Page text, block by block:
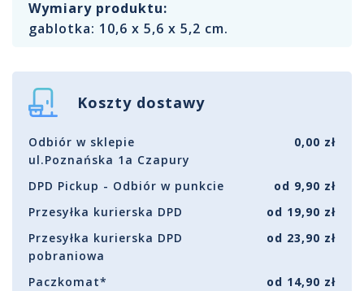
Wymiary produktu:
gablotka: 10,6 x 5,6 x 5,2 cm.
Koszty dostawy
Odbiór w sklepie
ul.Poznańska 1a Czapury
0,00 zł
DPD Pickup - Odbiór w punkcie
od 9,90 zł
Przesyłka kurierska DPD
od 19,90 zł
Przesyłka kurierska DPD
pobraniowa
od 23,90 zł
Paczkomat*
od 14,90 zł